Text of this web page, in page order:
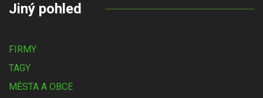
Jiný pohled
FIRMY
TAGY
MĚSTA A OBCE